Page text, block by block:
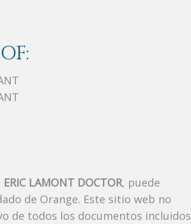
ERIC LAMONT DOCTOR, puede
de Orange. Este sitio web no
de todos los documentos incluidos